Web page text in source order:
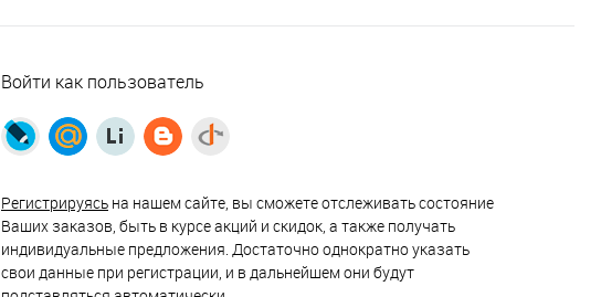
Войти как пользователь
Регистрируясь на нашем сайте, вы сможете отслеживать состояние
Ваших заказов, быть в курсе акций и скидок, а также получать
индивидуальные предложения. Достаточно однократно указать
свои данные при регистрации, и в дальнейшем они будут